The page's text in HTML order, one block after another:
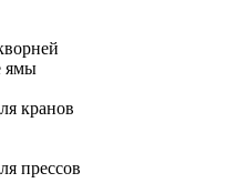
ямы
кранов
прессов